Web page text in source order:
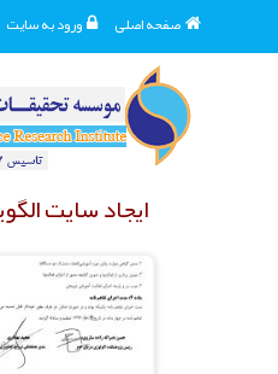
صفحه اصلی ورود به سایت
ایجاد سایت